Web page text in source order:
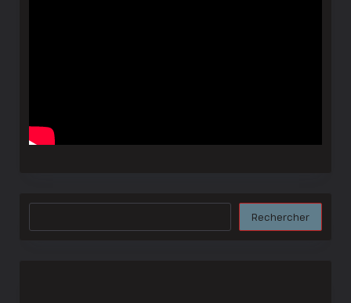
Rechercher Rechercher